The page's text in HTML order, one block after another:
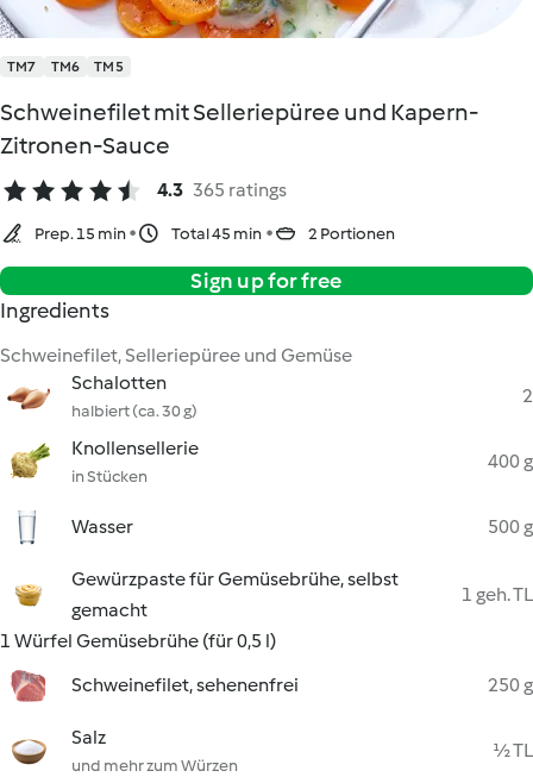
TM7 TM6 TM5
Schweinefilet mit Selleriepüree und Kapern-
Zitronen-Sauce
4.3 365 ratings
Prep. 15 min Total 45 min 2 Portionen
Sign up for free
Ingredients
Schweinefilet, Selleriepüree und Gemüse
Schalotten
halbiert (ca. 30 g)
2
Knollensellerie
in Stücken
400 g
Wasser 500 g
Gewürzpaste für Gemüsebrühe, selbst
gemacht
1 geh. TL
1 Würfel Gemüsebrühe (für 0,5 l)
Schweinefilet, sehenenfrei
250 g
Salz
und mehr zum Würzen
½ TL